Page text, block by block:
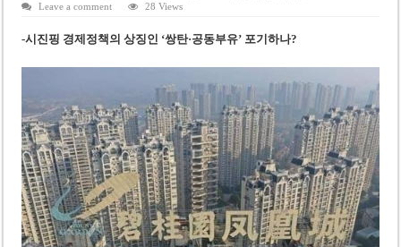
케펠, 투티엠 엠파이어시티 지분 전량 2억7000만 달러에 매각
베트남 MB은행, 2026년 수익 목표 자신…부동산 대출 비율 13% 고수
베트남주식 HAT, 15년 연속 현금 배당…주당 3,000동 지급
‘1,000억 달러 남북고속철 투자’ 호언장담 메콜로르 회장 체포
베트남 세무당국, 납세자 정보 공개 기준·절차 명확화
Leave a comment
28 Views
-시진핑 경제정책의 상징인 ‘쌍탄·공동부유’ 포기하나?